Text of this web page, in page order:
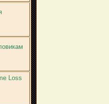
Loss